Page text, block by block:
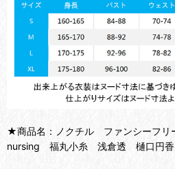
★商品名：ノクチル ファンシーフ
nursing 福丸小糸 浅倉透 樋口円